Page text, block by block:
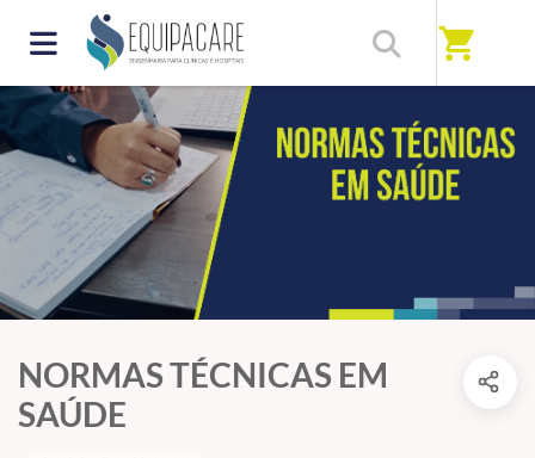
shopping_cart
NORMAS TÉCNICAS EM
SAÚDE